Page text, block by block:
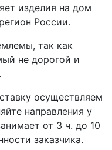
изделия на дом
России.
так как
не дорогой и
осуществляем
направления у
от 3 ч. до 10
заказчика.